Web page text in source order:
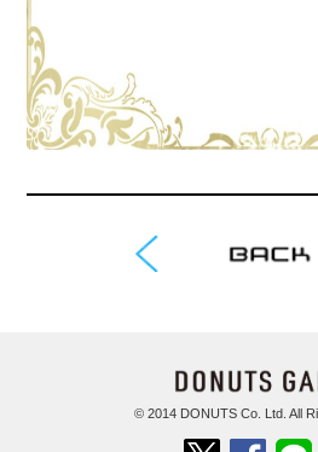
© 2014 DONUTS Co. Ltd. All